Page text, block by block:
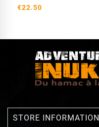
€22.50
STORE INFORMATION